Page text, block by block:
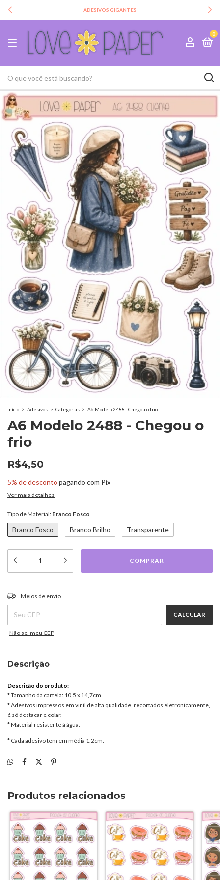
ADESIVOS GIGANTES
0
Início > Adesivos > Categorias > A6 Modelo 2488 - Chegou o frio
A6 Modelo 2488 - Chegou o
frio
R$4,50
5% de desconto pagando com Pix
Ver mais detalhes
Tipo de Material: Branco Fosco
Branco Fosco Branco Brilho Transparente
Entregas para o CEP:
Meios de envio
CALCULAR
Não sei meu CEP
Descrição
Descrição do produto:
* Tamanho da cartela: 10,5 x 14,7cm
* Adesivos impressos em vinil de alta qualidade, recortados eletronicamente,
é só destacar e colar.
* Material resistente à água.
* Cada adesivo tem em média 1,2cm.
Produtos relacionados